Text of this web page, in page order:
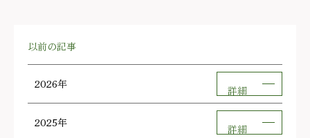
以前の記事
2026年 詳細
2025年 詳細